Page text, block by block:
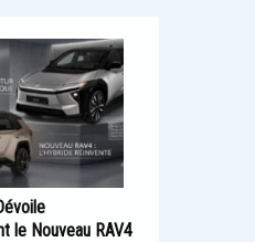
le Nouveau RAV4